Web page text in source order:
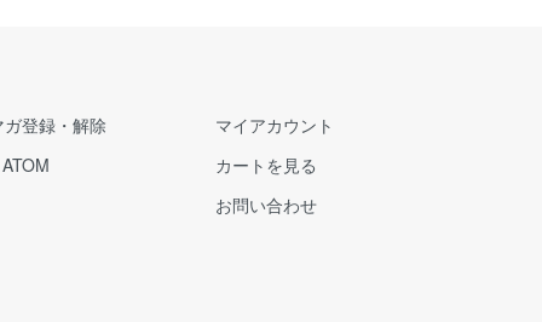
ガ登録・解除
ATOM
マイアカウント
カートを見る
お問い合わせ